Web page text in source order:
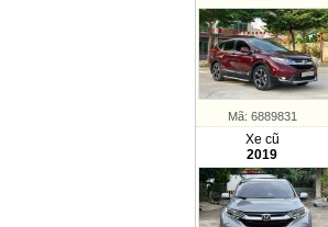
Mã: 6889831
Xe cũ
2019